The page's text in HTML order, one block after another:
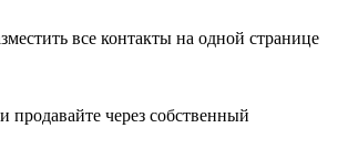
все контакты на одной странице
продавайте через собственный